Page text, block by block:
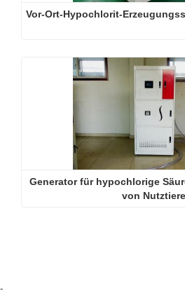
Vor-Ort-Hypochlorit-
Generator für hypochlorige
von
-